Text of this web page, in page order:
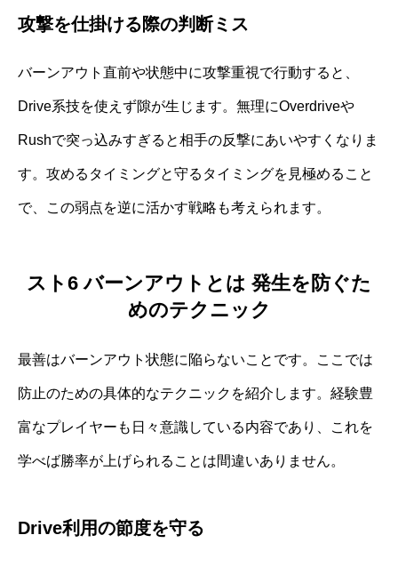
攻撃を仕掛ける際の判断ミス
バーンアウト直前や状態中に攻撃重視で行動すると、
Drive系技を使えず隙が生じます。無理にOverdriveや
Rushで突っ込みすぎると相手の反撃にあいやすくなりま
す。攻めるタイミングと守るタイミングを見極めること
で、この弱点を逆に活かす戦略も考えられます。
スト6 バーンアウトとは 発生を防ぐた
めのテクニック
最善はバーンアウト状態に陥らないことです。ここでは
防止のための具体的なテクニックを紹介します。経験豊
富なプレイヤーも日々意識している内容であり、これを
学べば勝率が上げられることは間違いありません。
Drive利用の節度を守る